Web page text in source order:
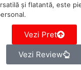
și flatantă, este
Vezi Pret
Vezi Review